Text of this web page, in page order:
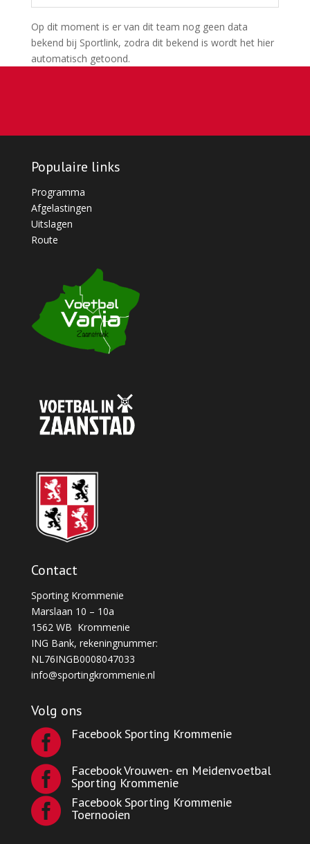
Op dit moment is er van dit team nog geen data
bekend bij Sportlink, zodra dit bekend is wordt het hier
automatisch getoond.
Populaire links
Programma
Afgelastingen
Uitslagen
Route
Contact
Sporting Krommenie
Marslaan 10 – 10a
1562 WB Krommenie
ING Bank, rekeningnummer:
NL76INGB0008047033
info@sportingkrommenie.nl
Volg ons
 Facebook Sporting Krommenie
 Facebook Vrouwen- en Meidenvoetbal
Sporting Krommenie
 Facebook Sporting Krommenie
Toernooien